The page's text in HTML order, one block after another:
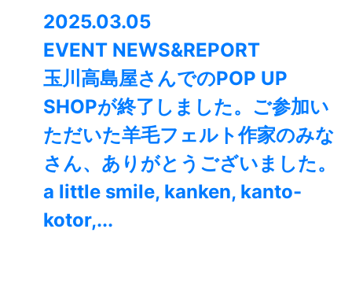
2025.03.05
EVENT NEWS&REPORT
玉川高島屋さんでのPOP UP
SHOPが終了しました。⁡ご参加い
ただいた羊毛フェルト作家のみな
さん、ありがとうございました。
a little smile, kanken, kanto-
kotor,...